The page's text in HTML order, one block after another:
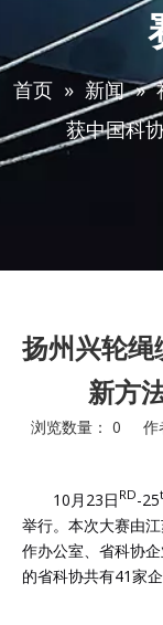
首页 » 新闻 »
获中国科
扬州兴轮
新方
浏览数量： 0 作
10月23日 RD-25
举行。本次大赛由
作办公室、省科协
的省科协共有41家